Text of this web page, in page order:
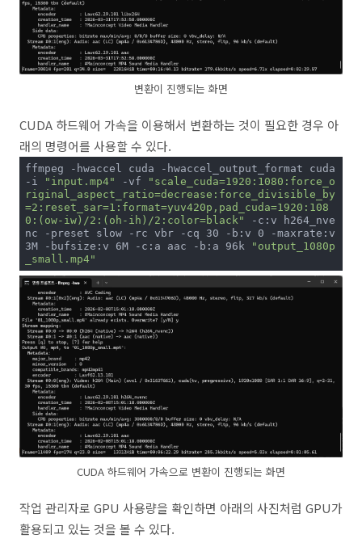
변환이 진행되는 화면
CUDA 하드웨어 가속을 이용해서 변환하는 것이 필요한 경우 아
래의 명령어를 사용할 수 있다.
ffmpeg -hwaccel cuda -hwaccel_output_format cuda
-i
"input.mp4" -vf
"scale_cuda=1920:1080:force_o
riginal_aspect_ratio=decrease:force_divisible_by
=2:reset_sar=1:format=yuv420p,pad_cuda=1920:108
0:(ow-iw)/2:(oh-ih)/2:color=black" -c:v h264_nve
nc -preset slow -rc vbr -cq 30 -b:v 0 -maxrate:v
3M -bufsize:v 6M -c:a aac -b:a 96k
"output_1080p
_small.mp4"
CUDA 하드웨어 가속으로 변환이 진행되는 화면
작업 관리자로 GPU 사용량을 확인하면 아래의 사진처럼 GPU가
활용되고 있는 것을 볼 수 있다.